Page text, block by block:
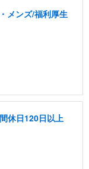
メンズ/福利厚生
休日120日以上